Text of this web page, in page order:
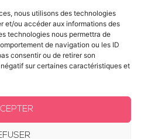
nous utilisons des technologies
et/ou accéder aux informations des
technologies nous permettra de
de navigation ou les ID
consentir ou de retirer son
sur certaines caractéristiques et
d’entreprise
meublée
patrimoine